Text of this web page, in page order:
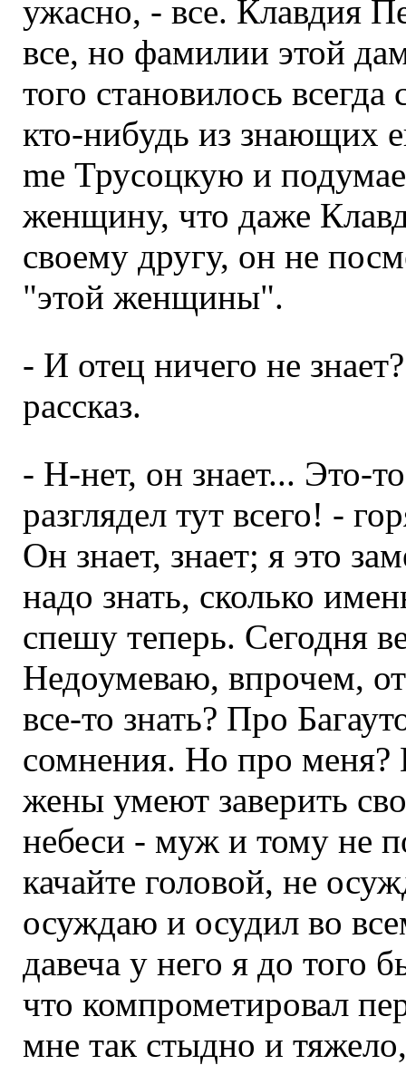
ужасно, - все. Клавдия
все, но фамилии этой
того становилось
кто-нибудь из знающих
me Трусоцкую и
женщину, что даже
своему другу, он не
"этой женщины".
- И отец ничего не
рассказ.
- Н-нет, он знает... Это-
разглядел тут всего! -
Он знает, знает; я это
надо знать, сколько
спешу теперь. Сегодня
Недоумеваю, впрочем,
все-то знать? Про
сомнения. Но про меня?
жены умеют заверить
небеси - муж и тому не
качайте головой, не
осуждаю и осудил во
давеча у него я до того
что компрометировал
мне так стыдно и